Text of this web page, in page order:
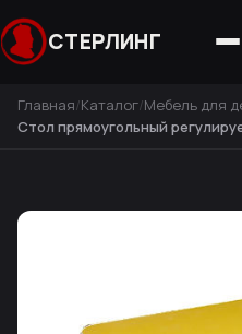
СТЕРЛИНГ
Главная Каталог Мебель для
Стол прямоугольный